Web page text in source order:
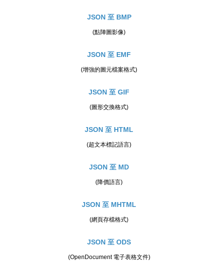
JSON 至 BMP
(點陣圖影像)
JSON 至 EMF
(增強的圖元檔案格式)
JSON 至 GIF
(圖形交換格式)
JSON 至 HTML
(超文本標記語言)
JSON 至 MD
(降價語言)
JSON 至 MHTML
(網頁存檔格式)
JSON 至 ODS
(OpenDocument 電子表格文件)